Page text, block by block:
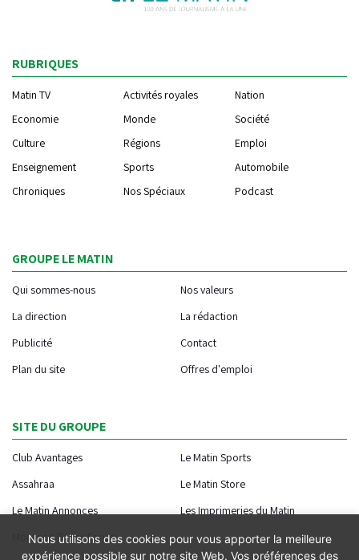
RUBRIQUES
Matin TV Activités royales
Nation
Economie
Monde
Société
Culture
Régions
Emploi
Enseignement
Sports
Automobile
Chroniques
Nos Spéciaux Podcast
GROUPE LE MATIN
Qui sommes-nous
Nos valeurs
La direction
La rédaction
Publicité
Contact
Plan du site
Offres d'emploi
SITE DU GROUPE
Club Avantages
Le Matin Sports
Assahraa
Le Matin Store
Le Matin Annonces
Les Imprimeries du Matin
Morocco Today Forum
Nous utilisons des cookies pour vous apporter la meilleure
expérience possible sur notre site Web. Vos préférences des